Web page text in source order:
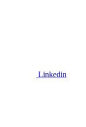
Linkedin